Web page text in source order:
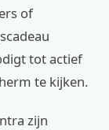
of
tot actief
te kijken.
zijn